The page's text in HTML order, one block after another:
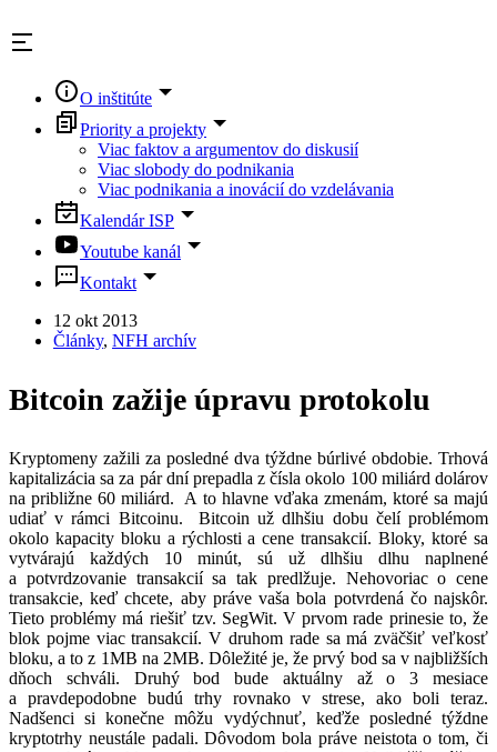
to
content
O inštitúte
Priority a projekty
Viac faktov a argumentov do diskusií
Viac slobody do podnikania
Viac podnikania a inovácií do vzdelávania
Kalendár ISP
Youtube kanál
Kontakt
12 okt 2013
Články, NFH archív
Bitcoin zažije úpravu protokolu
Kryptomeny zažili za posledné dva týždne búrlivé obdobie. Trhová
kapitalizácia sa za pár dní prepadla z čísla okolo 100 miliárd dolárov
na približne 60 miliárd. A to hlavne vďaka zmenám, ktoré sa majú
udiať v rámci Bitcoinu. Bitcoin už dlhšiu dobu čelí problémom
okolo kapacity bloku a rýchlosti a cene transakcií. Bloky, ktoré sa
vytvárajú každých 10 minút, sú už dlhšiu dlhu naplnené
a potvrdzovanie transakcií sa tak predlžuje. Nehovoriac o cene
transakcie, keď chcete, aby práve vaša bola potvrdená čo najskôr.
Tieto problémy má riešiť tzv. SegWit. V prvom rade prinesie to, že
blok pojme viac transakcií. V druhom rade sa má zväčšiť veľkosť
bloku, a to z 1MB na 2MB. Dôležité je, že prvý bod sa v najbližších
dňoch schváli. Druhý bod bude aktuálny až o 3 mesiace
a pravdepodobne budú trhy rovnako v strese, ako boli teraz.
Nadšenci si konečne môžu vydýchnuť, keďže posledné týždne
kryptotrhy neustále padali. Dôvodom bola práve neistota o tom, či